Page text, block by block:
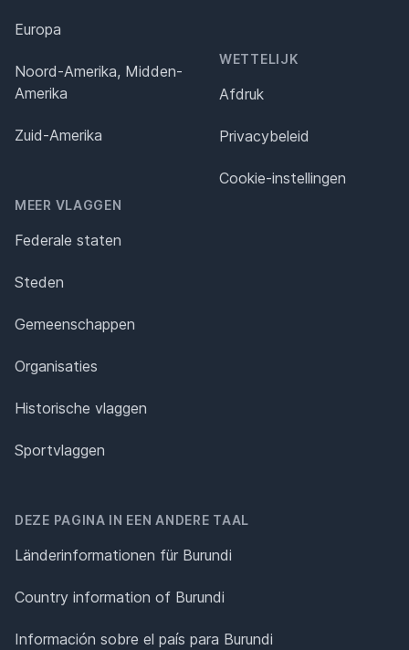
Europa
Noord-Amerika, Midden-
Amerika
Zuid-Amerika
MEER VLAGGEN
Federale staten
Steden
Gemeenschappen
Organisaties
Historische vlaggen
Sportvlaggen
WETTELIJK
Afdruk
Privacybeleid
Cookie-instellingen
DEZE PAGINA IN EEN ANDERE TAAL
Länderinformationen für Burundi
Country information of Burundi
Información sobre el país para Burundi